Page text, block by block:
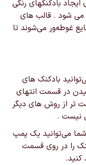
بادکنکهای رنگی
می شود . قالب های
غوطه‌ور می‌شوند تا
بادکنک های
در قسمت انتهای
تر از روش های دیگر
نیست .
شما می‌توانید یک پمپ
را در روی قسمت
کنید.